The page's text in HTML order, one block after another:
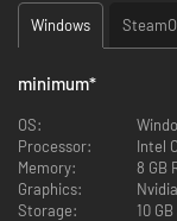
Forsk i
nationale
OMFATTENDE
Udvid din
beskatte for at
Importér billige
finder nye
Sørg for at sikre
Windows
minimum*
OS:
Processor:
Memory:
8 GB
Graphics:
Storage:
10